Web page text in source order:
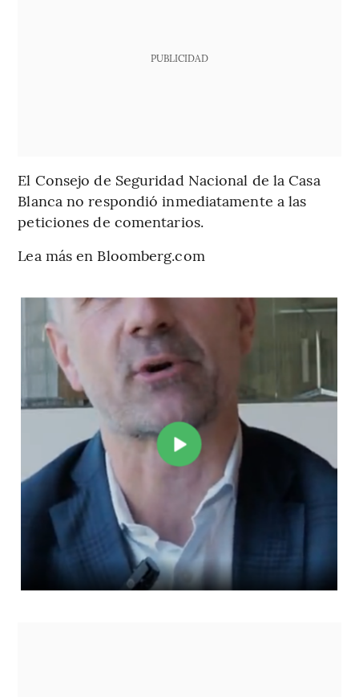
PUBLICIDAD
El Consejo de Seguridad Nacional de la Casa
Blanca no respondió inmediatamente a las
peticiones de comentarios.
Lea más en Bloomberg.com